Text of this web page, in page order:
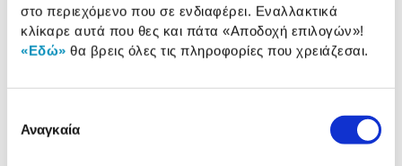
στο περιεχόμενο που σε ενδιαφέρει. Εναλλακτικά
κλίκαρε αυτά που θες και πάτα «Αποδοχή επιλογών»!
«Εδώ» θα βρεις όλες τις πληροφορίες που χρειάζεσαι.
συγκατάθεσης
Αναγκαία
Αναλυτική
προϊόντος
Χαρακτηριστικά